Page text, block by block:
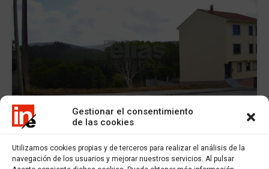
Gestionar el consentimiento
de las cookies
Utilizamos cookies propias y de terceros para realizar el análisis de la
navegación de los usuarios y mejorar nuestros servicios. Al pulsar
En Venta